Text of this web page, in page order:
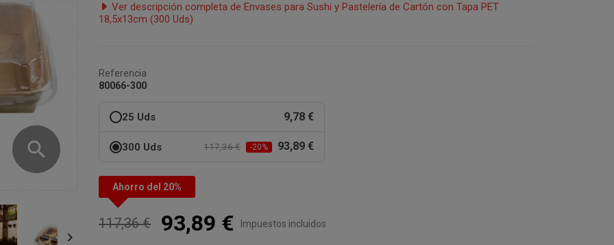
search

Ver descripción completa de Envases para Sushi y Pastelería de Cartón con Tapa PET
18,5x13cm (300 Uds)
Referencia
80066-300
25 Uds 9,78 €
300 Uds 117,36 € -20% 93,89 €
Ahorro del 20%
117,36 € 93,89 € Impuestos incluidos